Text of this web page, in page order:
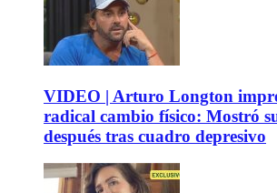
VIDEO | Arturo Longton
radical cambio físico: Mostró
después tras cuadro depresivo